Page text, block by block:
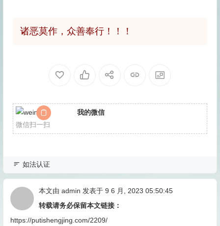
诸恶莫作，众善奉行！！！
我的微信
微信扫一扫
如法认证
本文由 admin 发表于 9 6 月, 2023 05:50:45
转载请务必保留本文链接：
https://putishengjing.com/2209/